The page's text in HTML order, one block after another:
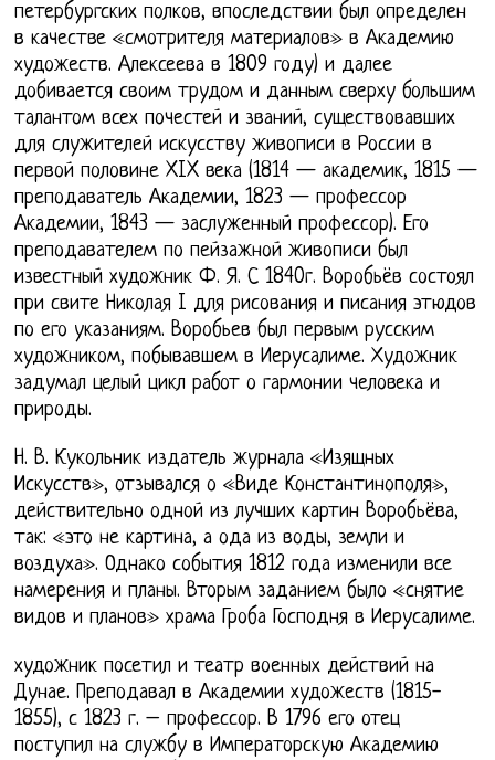
петербургских полков, впоследствии был определен
в качестве «смотрителя материалов» в Академию
художеств. Алексеева в 1809 году) и далее
добивается своим трудом и данным сверху большим
талантом всех почестей и званий, существовавших
для служителей искусству живописи в России в
первой половине XIX века (1814 — академик, 1815 —
преподаватель Академии, 1823 — профессор
Академии, 1843 — заслуженный профессор). Его
преподавателем по пейзажной живописи был
известный художник Ф. Я. С 1840г. Воробьёв состоял
при свите Николая I для рисования и писания этюдов
по его указаниям. Воробьев был первым русским
художником, побывавшем в Иерусалиме. Художник
задумал целый цикл работ о гармонии человека и
природы.
Н. В. Кукольник издатель журнала «Изящных
Искусств», отзывался о «Виде Константинополя»,
действительно одной из лучших картин Воробьёва,
так: «это не картина, а ода из воды, земли и
воздуха». Однако события 1812 года изменили все
намерения и планы. Вторым заданием было «снятие
видов и планов» храма Гроба Господня в Иерусалиме.
художник посетил и театр военных действий на
Дунае. Преподавал в Академии художеств (1815-
1855), с 1823 г. – профессор. В 1796 его отец
поступил на службу в Императорскую Академию